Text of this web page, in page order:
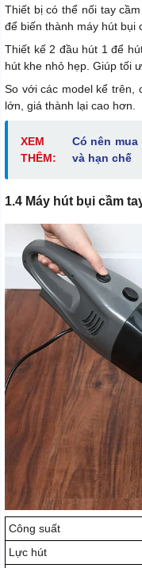
Thiết bị có thể nối tay
để biến thành máy hút bụi
Thiết kế 2 đầu hút 1 để
hút khe nhỏ hẹp. Giúp tối
So với các model kể trên,
lớn, giá thành lại cao hơn.
XEM
THÊM:
Có nên
và hạn chế
1.4 Máy hút bụi cầm
Công suất
Lực hút